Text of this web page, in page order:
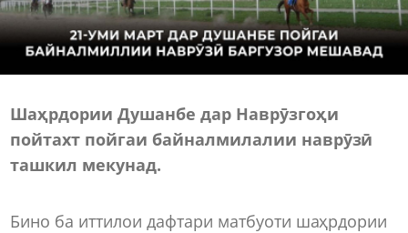
Шаҳрдории Душанбе дар Наврӯзгоҳи
пойтахт пойгаи байналмилалии наврӯзӣ
ташкил мекунад.
Бино ба иттилои дафтари матбуоти шаҳрдории